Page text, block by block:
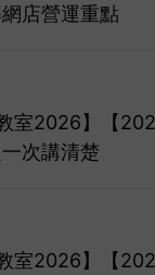
店營運重點
教室2026】【
次講清楚
教室2026】【